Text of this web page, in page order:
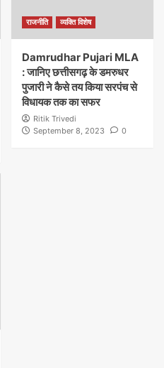
राजनीति व्यक्ति विशेष
Damrudhar Pujari MLA
: जानिए छत्तीसगढ़ के डमरुधर
पुजारी ने कैसे तय किया सरपंच से
विधायक तक का सफर
Ritik Trivedi
September 8, 2023
0